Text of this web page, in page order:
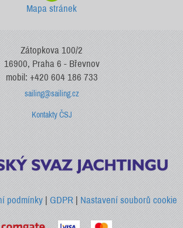
Mapa stránek
Zátopkova 100/2
16900, Praha 6 - Břevnov
mobil: +420 604 186 733
sailing@sailing.cz
Kontakty ČSJ
podmínky |GDPR Nastavení souborů cookie